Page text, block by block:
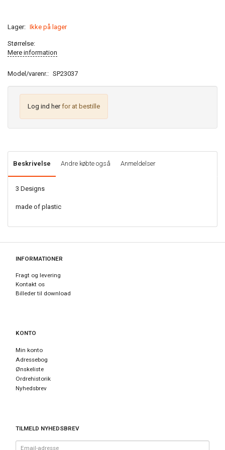
Lager: Ikke på lager
Størrelse:
Mere information
Model/varenr.: SP23037
Log ind herfor at bestille
Beskrivelse Andre købte også Anmeldelser
3 Designs
made of plastic
INFORMATIONER
Fragt og levering
Kontakt os
Billeder til download
KONTO
Min konto
Adressebog
Ønskeliste
Ordrehistorik
Nyhedsbrev
TILMELD NYHEDSBREV